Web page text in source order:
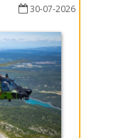
30-07-2026